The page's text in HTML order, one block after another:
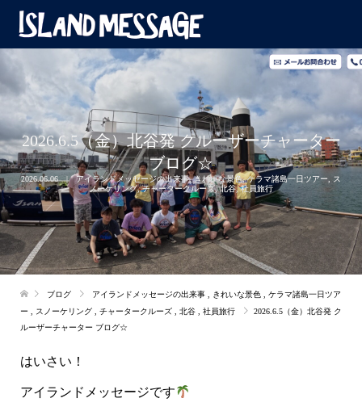
2026.6.5（金）北谷発 クルーザーチャーター
ブログ☆
2026.06.06 アイランドメッセージの出来事,きれいな景色,ケラマ諸島一日ツアー
ス
ノーケリング,チャータークルーズ,北谷,社員旅行
ブログ アイランドメッセージの出来事 きれいな景色
ケラマ諸島一日ツア
ー
スノーケリング チャータークルーズ 北谷 社員旅行
2026.6.5（金）北谷発 ク
ルーザーチャーター ブログ☆
はいさい！
アイランドメッセージです